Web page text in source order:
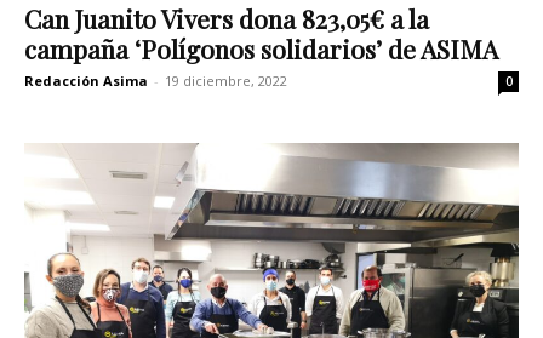
Can Juanito Vivers dona 823,05€ a la
campaña ‘Polígonos solidarios’ de ASIMA
Redacción Asima - 19 diciembre, 2022 0